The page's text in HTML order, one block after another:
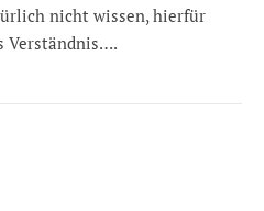
nicht wissen, hierfür
Verständnis….